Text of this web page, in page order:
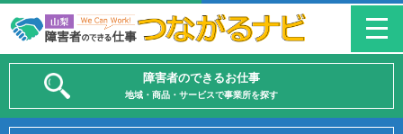
障害者のできるお仕事
地域・商品・サービスで事業所を探す